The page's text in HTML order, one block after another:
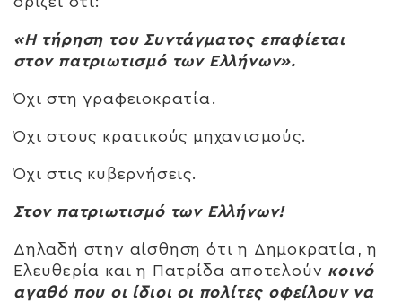
«Η τήρηση του Συντάγματος επαφίεται
στον πατριωτισμό των Ελλήνων».
Όχι στη γραφειοκρατία.
Όχι στους κρατικούς μηχανισμούς.
Όχι στις κυβερνήσεις.
Στον πατριωτισμό των Ελλήνων!
Δηλαδή στην αίσθηση ότι η Δημοκρατία, η
Ελευθερία και η Πατρίδα αποτελούν κοινό
αγαθό που οι ίδιοι οι πολίτες οφείλουν να